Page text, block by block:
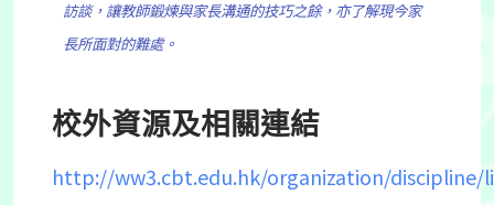
訪談，讓教師鍛煉與家長溝通的技巧之餘，亦了解現今家
長所面對的難處。
校外資源及相關連結
http://ww3.cbt.edu.hk/organization/discipline/